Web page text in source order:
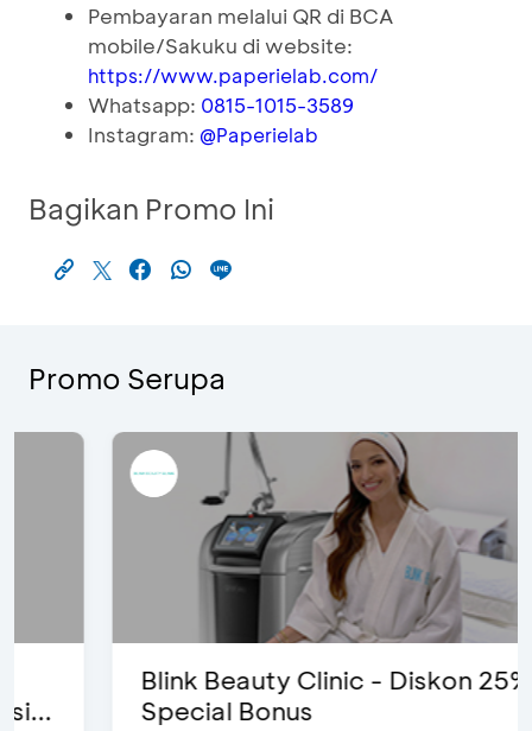
Pembayaran melalui QR di BCA
mobile/Sakuku di website:
https://www.paperielab.com/
Whatsapp: 0815-1015-3589
Instagram: @Paperielab
Bagikan Promo Ini
Promo Serupa
Blink Beauty Clinic - Diskon 25% &
Special Bonus